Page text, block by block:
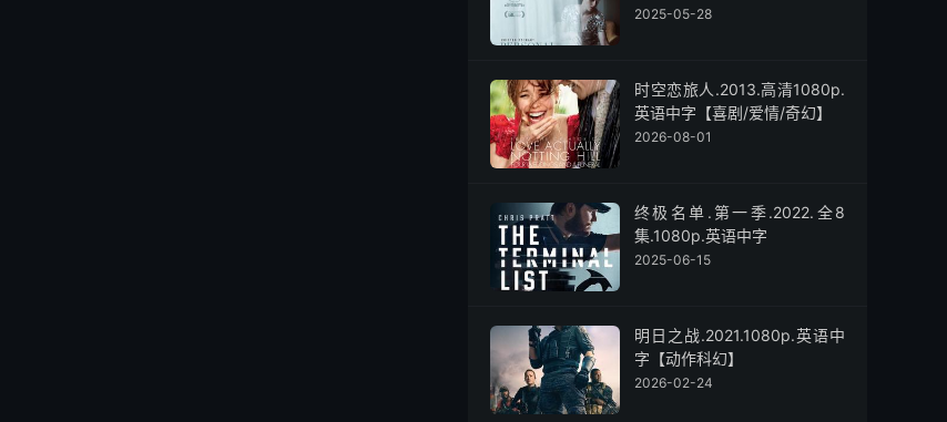
2025-05-28
时空恋旅人.2013.高清1080p.
英语中字【喜剧/爱情/奇幻】
2026-08-01
终极名单.第一季.2022.全8
集.1080p.英语中字
2025-06-15
明日之战.2021.1080p.英语中
字【动作科幻】
2026-02-24